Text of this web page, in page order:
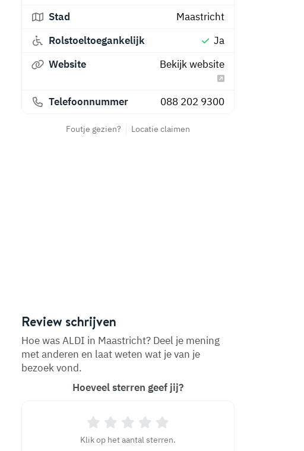
Stad
Maastricht
Rolstoeltoegankelijk
Ja
Website
Bekijk website
Telefoonnummer 088 202 9300
Foutje gezien? Locatie claimen
Review schrijven
Hoe was ALDI in Maastricht? Deel je mening
met anderen en laat weten wat je van je
bezoek vond.
Hoeveel sterren geef jij?
Klik op het aantal sterren.